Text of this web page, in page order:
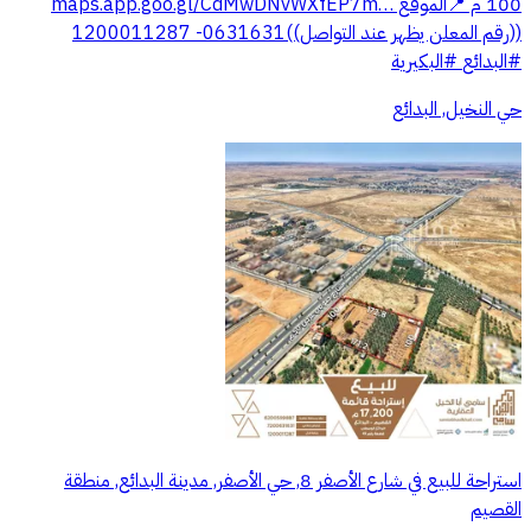
‏((رقم المعلن يظهر عند التواصل))0631631- 1200011287
حي النخيل, البدائع
استراحة للبيع في شارع الأصفر 8, حي الأصفر, مدينة البدائع, منطقة
القصيم